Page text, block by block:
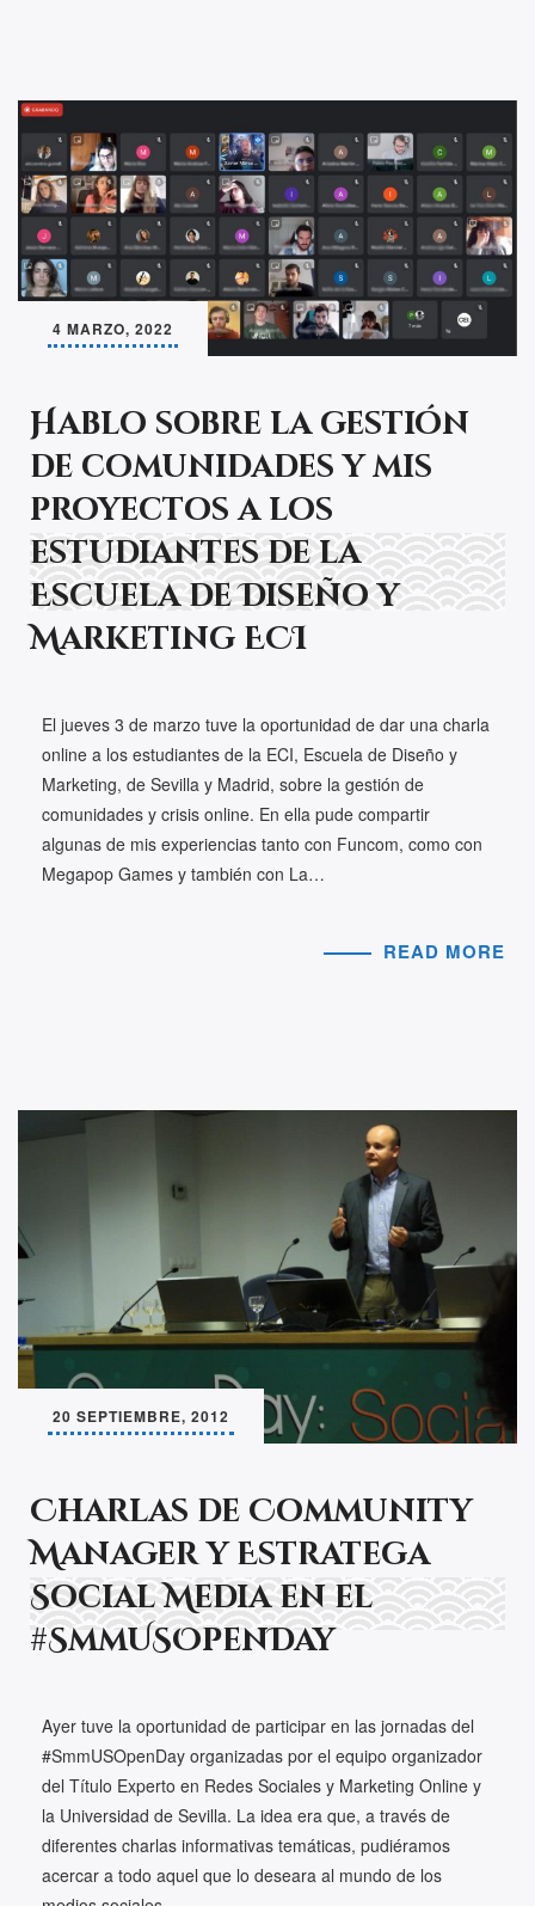
4 MARZO, 2022
Hablo sobre la gestión
de comunidades y mis
proyectos a los
estudiantes de la
Escuela de Diseño y
Marketing ECI
El jueves 3 de marzo tuve la oportunidad de dar una charla
online a los estudiantes de la ECI, Escuela de Diseño y
Marketing, de Sevilla y Madrid, sobre la gestión de
comunidades y crisis online. En ella pude compartir
algunas de mis experiencias tanto con Funcom, como con
Megapop Games y también con La…
READ MORE
20 SEPTIEMBRE, 2012
Charlas de Community
Manager y Estratega
Social Media en el
#SmmUSOpenDay
Ayer tuve la oportunidad de participar en las jornadas del
#SmmUSOpenDay organizadas por el equipo organizador
del Título Experto en Redes Sociales y Marketing Online y
la Universidad de Sevilla. La idea era que, a través de
diferentes charlas informativas temáticas, pudiéramos
acercar a todo aquel que lo deseara al mundo de los